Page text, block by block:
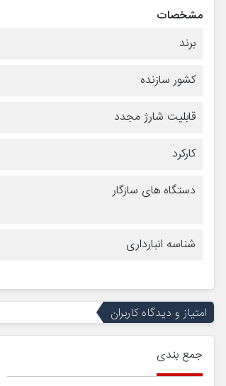
مشخصات
برند
کشور سازنده
قابلیت شارژ مجدد
کارکرد
دستگاه های سازگار
شناسه انبارداری
امتیاز و دیدگاه کاربران
جمع بندی